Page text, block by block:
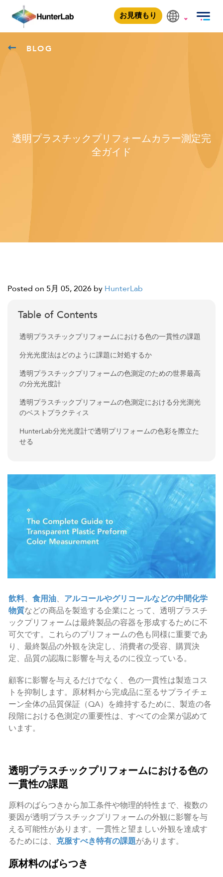
お見積もり
BLOG
透明プラスチックプリフォームカラー測定完
全ガイド
Posted on 5月 05, 2026 by HunterLab
Table of Contents
透明プラスチックプリフォームにおける色の一貫性の課題
分光光度法はどのように課題に対処するか
透明プラスチックプリフォームの色測定のための世界最高
の分光光度計
透明プラスチックプリフォームの色測定における分光測光
のベストプラクティス
HunterLab分光光度計で透明プリフォームの色彩を際立た
せる
飲料、 食用油、 アルコールやグリコールなどの中間化学
物質などの商品を製造する企業にとって、透明プラスチ
ックプリフォームは最終製品の容器を形成するために不
可欠です。これらのプリフォームの色も同様に重要であ
り、最終製品の外観を決定し、消費者の受容、購買決
定、品質の認識に影響を与えるのに役立っている。
顧客に影響を与えるだけでなく、色の一貫性は製造コス
トを抑制します。原材料から完成品に至るサプライチェ
ーン全体の品質保証（QA）を維持するために、製造の各
段階における色測定の重要性は、すべての企業が認めて
います。
透明プラスチックプリフォームにおける色の
一貫性の課題
原料のばらつきから加工条件や物理的特性まで、複数の
要因が透明プラスチックプリフォームの外観に影響を与
える可能性があります。一貫性と望ましい外観を達成す
るためには、 克服すべき特有の課題があります。
原材料のばらつき